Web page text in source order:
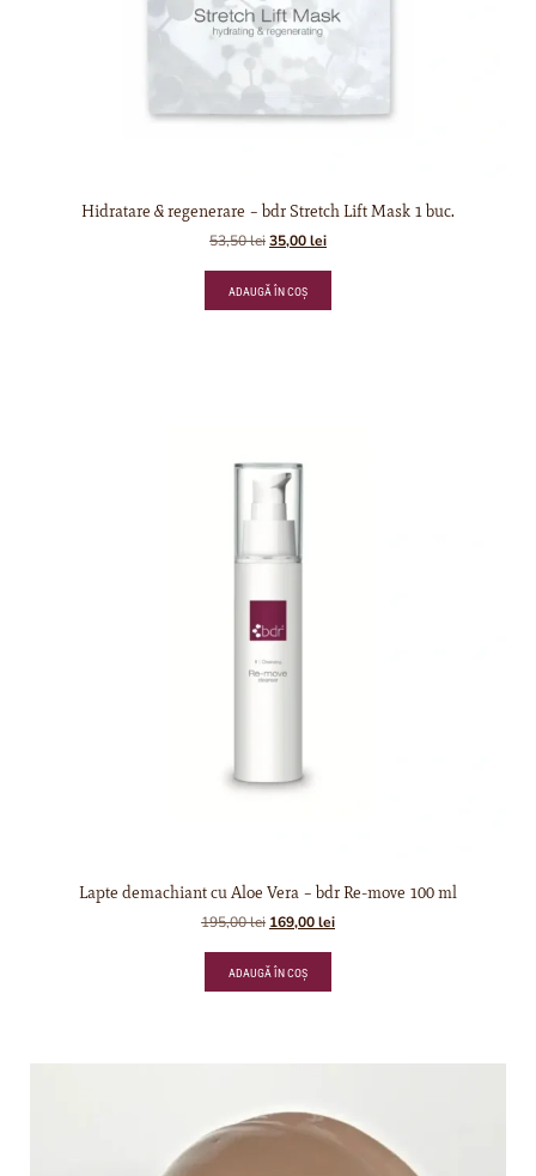
Hidratare & regenerare – bdr Stretch Lift Mask 1 buc.
53,50lei35,00lei
ADAUGĂ ÎN COȘ
Lapte demachiant cu Aloe Vera – bdr Re-move 100 ml
195,00lei 169,00lei
ADAUGĂ ÎN COȘ